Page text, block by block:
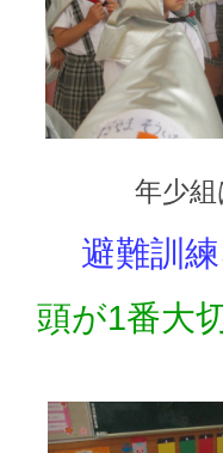
年少
避難訓練
頭が1番大